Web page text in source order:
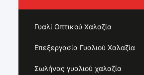
Γυαλί Οπτικού Χαλαζία
Επεξεργασία Γυαλιού Χαλαζία
Σωλήνας γυαλιού χαλαζία